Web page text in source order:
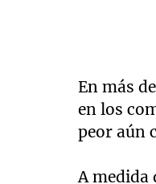
En más
en los
peor aún
A medida